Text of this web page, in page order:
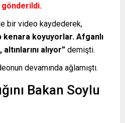
bir video kaydederek,
kenara koyuyorlar. Afganlı
alıyor” demişti.
devamında ağlamıştı.
Bakan Soylu